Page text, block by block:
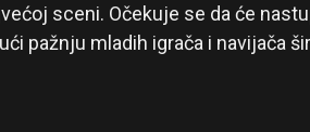
sceni. Očekuje se da će
pažnju mladih igrača i navijača